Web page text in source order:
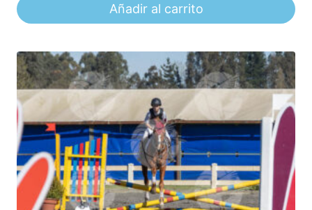
Añadir al carrito